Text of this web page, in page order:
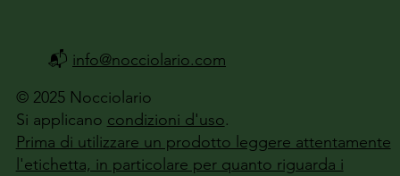
© 2025 Nocciolario
Si applicano condizioni d'uso.
Prima di utilizzare un prodotto leggere attentamente
l'etichetta, in particolare per quanto riguarda i
📬 info@nocciolario.com